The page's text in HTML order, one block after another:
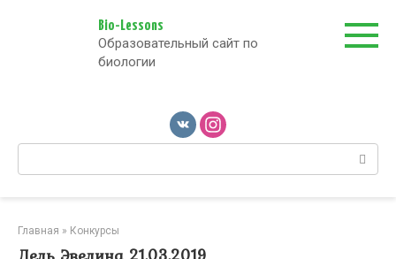
Bio-Lessons
Образовательный сайт по
биологии
Поиск:
Главная » Конкурсы